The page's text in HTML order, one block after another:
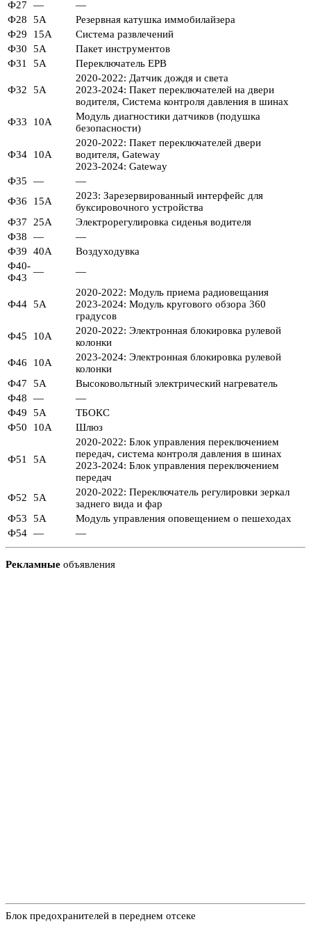
Ф27 —
—
Ф28
5А
Резервная катушка иммобилайзера
Ф29
15А
Система развлечений
Ф30
5А
Пакет инструментов
Ф31
5А Переключатель EPB
Ф32 5А
2020-2022: Датчик дождя и света
2023-2024: Пакет переключателей на двери
водителя, Система контроля давления в шинах
Ф33
10А
Модуль диагностики датчиков (подушка
безопасности)
Ф34 10А
2020-2022: Пакет переключателей двери
водителя, Gateway
2023-2024: Gateway
Ф35
—
—
Ф36
15А
2023: Зарезервированный интерфейс для
буксировочного устройства
Ф37
25А
Электрорегулировка сиденья водителя
Ф38
—
—
Ф39
40А
Воздуходувка
Ф40-
Ф43
— —
Ф44 5А
2020-2022: Модуль приема радиовещания
2023-2024: Модуль кругового обзора 360
градусов
Ф45
10А
2020-2022: Электронная блокировка рулевой
колонки
Ф46
10А
2023-2024: Электронная блокировка рулевой
колонки
Ф47
5А
Высоковольтный электрический нагреватель
Ф48
—
—
Ф49
5А
ТБОКС
Ф50
10А Шлюз
Ф51 5А
2020-2022: Блок управления переключением
передач, система контроля давления в шинах
2023-2024: Блок управления переключением
передач
Ф52
5А
2020-2022: Переключатель регулировки зеркал
заднего вида и фар
Ф53
5А
Модуль управления оповещением о пешеходах
Ф54 — —
Рекламные объявления
Блок предохранителей в переднем отсеке